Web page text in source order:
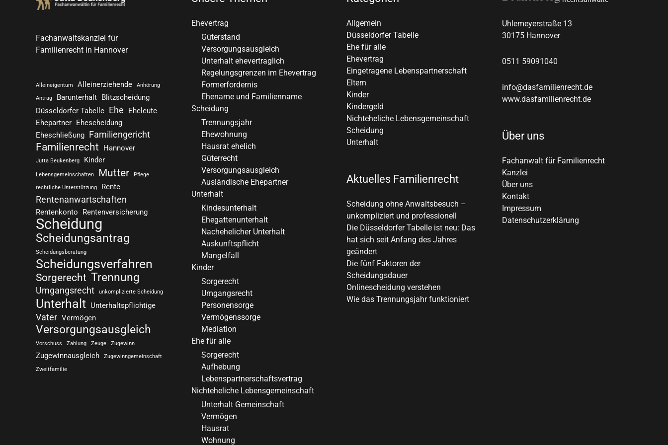
Fachanwaltskanzlei für
Familienrecht in Hannover
Alleineigentum Alleinerziehende
Anhörung
Antrag
Barunterhalt Blitzscheidung
Düsseldorfer Tabelle Ehe
Eheleute
Ehepartner Ehescheidung
Eheschließung Familiengericht
Familienrecht Hannover
Jutta Beukenberg Kinder
Lebensgemeinschaften Mutter
Pflege
rechtliche Unterstützung
Rente
Rentenanwartschaften
Rentenkonto Rentenversicherung
Scheidung
Scheidungsantrag
Scheidungsberatung
Scheidungsverfahren
Sorgerecht Trennung
Umgangsrecht unkomplizierte Scheidung
Unterhalt Unterhaltspflichtige
Vater Vermögen
Versorgungsausgleich
Vorschuss Zahlung Zeuge Zugewinn
Zugewinnausgleich
Zugewinngemeinschaft
Zweitfamilie
Ehevertrag
Güterstand
Versorgungsausgleich
Unterhalt ehevertraglich
Regelungsgrenzen im Ehevertrag
Formerfordernis
Ehename und Familienname
Scheidung
Trennungsjahr
Ehewohnung
Hausrat ehelich
Güterrecht
Versorgungsausgleich
Ausländische Ehepartner
Unterhalt
Kindesunterhalt
Ehegattenunterhalt
Nachehelicher Unterhalt
Auskunftspflicht
Mangelfall
Kinder
Sorgerecht
Umgangsrecht
Personensorge
Vermögenssorge
Mediation
Ehe für alle
Sorgerecht
Aufhebung
Lebenspartnerschaftsvertrag
Nichteheliche Lebensgemeinschaft
Unterhalt Gemeinschaft
Vermögen
Hausrat
Wohnung
Allgemein
Düsseldorfer Tabelle
Ehe für alle
Ehevertrag
Eingetragene Lebenspartnerschaft
Eltern
Kinder
Kindergeld
Nichteheliche Lebensgemeinschaft
Scheidung
Unterhalt
Aktuelles Familienrecht
Scheidung ohne Anwaltsbesuch –
unkompliziert und professionell
Die Düsseldorfer Tabelle ist neu: Das
hat sich seit Anfang des Jahres
geändert
Die fünf Faktoren der
Scheidungsdauer
Onlinescheidung verstehen
Wie das Trennungsjahr funktioniert
Uhlemeyerstraße 13
30175 Hannover
0511 59091040
info@dasfamilienrecht.de
www.dasfamilienrecht.de
Über uns
Fachanwalt für Familienrecht
Kanzlei
Über uns
Kontakt
Impressum
Datenschutzerklärung